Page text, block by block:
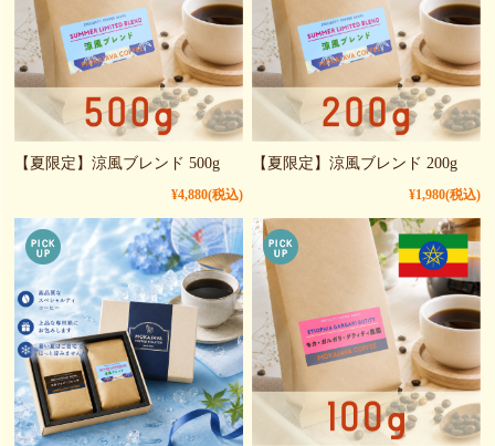
【夏限定】涼風ブレンド 500g
¥4,880(税込)
【夏限定】涼風ブレンド 200g
¥1,980(税込)